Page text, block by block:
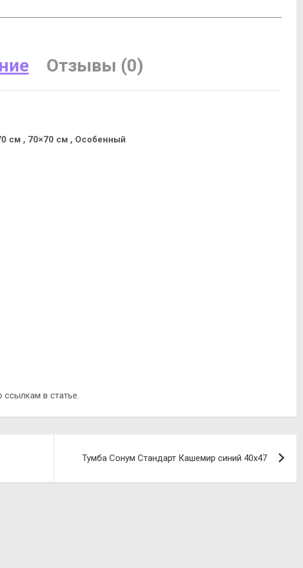
Отзывы (0)
см , 70×70 см , Особенный
в статье.
Тумба Сонум Стандарт Кашемир синий 40х47